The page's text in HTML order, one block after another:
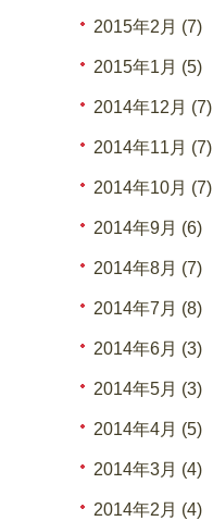
2015年2月 (7)
2015年1月 (5)
2014年12月 (7)
2014年11月 (7)
2014年10月 (7)
2014年9月 (6)
2014年8月 (7)
2014年7月 (8)
2014年6月 (3)
2014年5月 (3)
2014年4月 (5)
2014年3月 (4)
2014年2月 (4)